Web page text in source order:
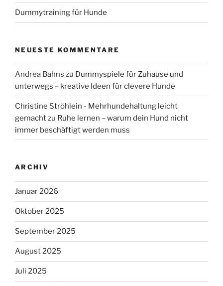
Dummytraining für Hunde
NEUESTE KOMMENTARE
Andrea Bahns zu Dummyspiele für Zuhause und
unterwegs – kreative Ideen für clevere Hunde
Christine Ströhlein - Mehrhundehaltung leicht
gemachtzu Ruhe lernen – warum dein Hund nicht
immer beschäftigt werden muss
ARCHIV
Januar 2026
Oktober 2025
September 2025
August 2025
Juli 2025